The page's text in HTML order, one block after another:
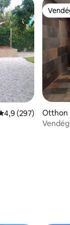
értékelés: 5/
4,9 (297)
Otthon